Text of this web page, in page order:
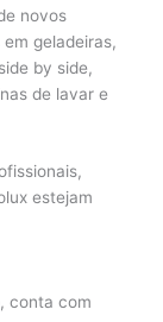
novos
geladeiras,
by side,
de lavar e
estejam
conta com